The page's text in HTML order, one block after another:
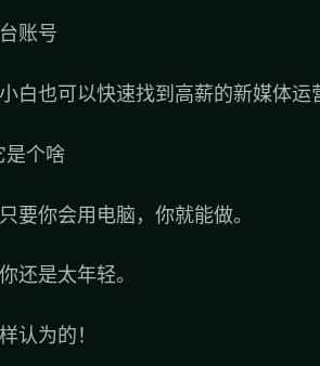
账号
白也可以快速找到高薪的新媒体运
是个啥
要你会用电脑，你就能做。
还是太年轻。
认为的！